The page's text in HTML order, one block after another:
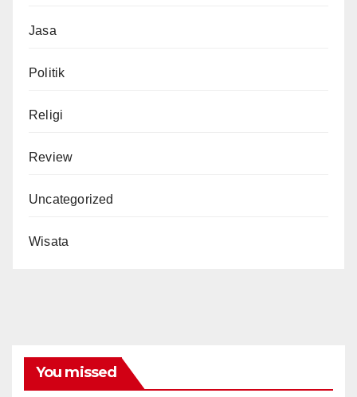
Jasa
Politik
Religi
Review
Uncategorized
Wisata
You missed